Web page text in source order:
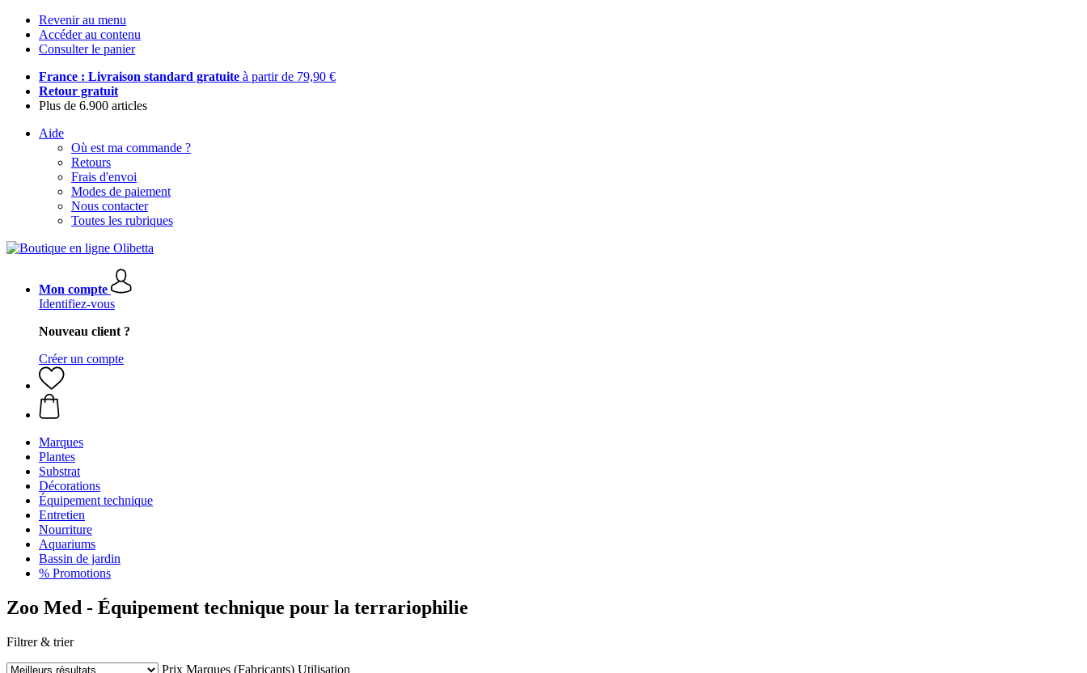
Revenir au menu
Accéder au contenu
Consulter le panier
France : Livraison standard gratuite à partir de 79,90 €
Retour gratuit
Plus de 6.900 articles
Aide
Où est ma commande ?
Retours
Frais d'envoi
Modes de paiement
Nous contacter
Toutes les rubriques
Mon compte
Identifiez-vous
Nouveau client ?
Créer un compte
Marques
Plantes
Substrat
Décorations
Équipement technique
Entretien
Nourriture
Aquariums
Bassin de jardin
% Promotions
Zoo Med - Équipement technique pour la terrariophilie
Filtrer & trier
Prix Marques (Fabricants) Utilisation